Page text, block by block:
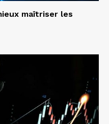
maîtriser les